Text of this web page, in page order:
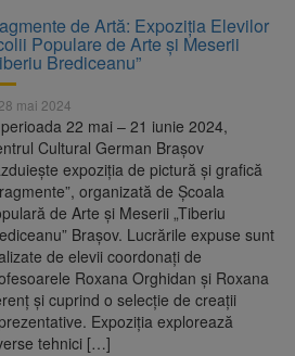
Betty Bromage a
unui avion
lor pe cauțiune în
examenul de
unice în toată țara,
regulile pentru
de unică
UE se aplică din 12
de Artă: Expoziția Elevilor
Populare de Arte și Meserii
Brediceanu”
28 mai 2024
22 mai – 21 iunie 2024,
Cultural German Brașov
expoziția de pictură și grafică
organizată de Școala
de Arte și Meserii „Tiberiu
Brașov. Lucrările expuse sunt
de elevii coordonați de
Roxana Orghidan și Roxana
și cuprind o selecție de creații
Expoziția explorează
tehnici […]